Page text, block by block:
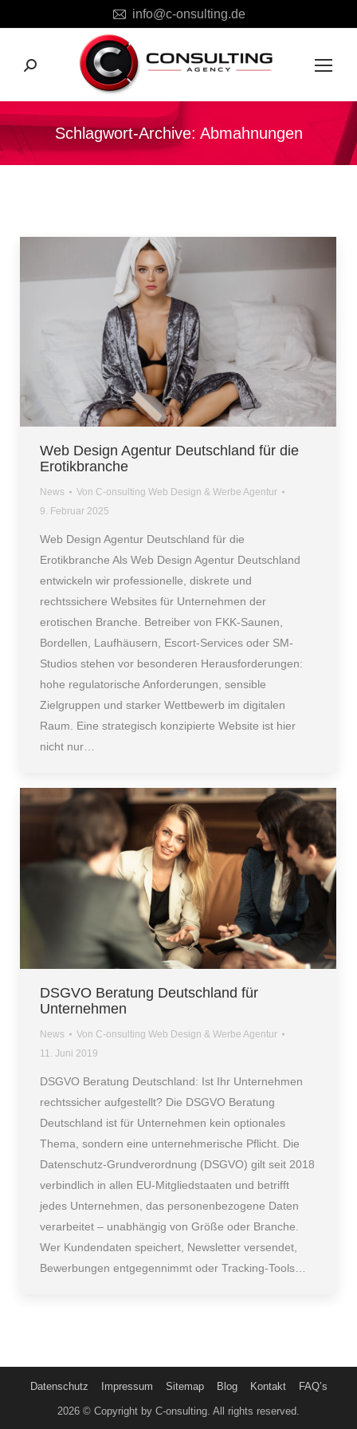
info@c-onsulting.de
Search:
Schlagwort-Archive: Abmahnungen
Web Design Agentur Deutschland für die
Erotikbranche
News Von C-onsulting Web Design & Werbe Agentur
9. Februar 2025
Web Design Agentur Deutschland für die
Erotikbranche Als Web Design Agentur Deutschland
entwickeln wir professionelle, diskrete und
rechtssichere Websites für Unternehmen der
erotischen Branche. Betreiber von FKK-Saunen,
Bordellen, Laufhäusern, Escort-Services oder SM-
Studios stehen vor besonderen Herausforderungen:
hohe regulatorische Anforderungen, sensible
Zielgruppen und starker Wettbewerb im digitalen
Raum. Eine strategisch konzipierte Website ist hier
nicht nur…
DSGVO Beratung Deutschland für
Unternehmen
News Von C-onsulting Web Design & Werbe Agentur
11. Juni 2019
DSGVO Beratung Deutschland: Ist Ihr Unternehmen
rechtssicher aufgestellt? Die DSGVO Beratung
Deutschland ist für Unternehmen kein optionales
Thema, sondern eine unternehmerische Pflicht. Die
Datenschutz-Grundverordnung (DSGVO) gilt seit 2018
verbindlich in allen EU-Mitgliedstaaten und betrifft
jedes Unternehmen, das personenbezogene Daten
verarbeitet – unabhängig von Größe oder Branche.
Wer Kundendaten speichert, Newsletter versendet,
Bewerbungen entgegennimmt oder Tracking-Tools…
Datenschutz Impressum Sitemap Blog Kontakt FAQ’s
2026 © Copyright by C-onsulting. All rights reserved.